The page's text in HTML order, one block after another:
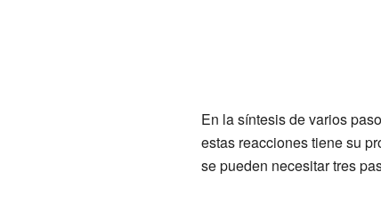
En la síntesis de varios
estas reacciones tiene su
se pueden necesitar tres